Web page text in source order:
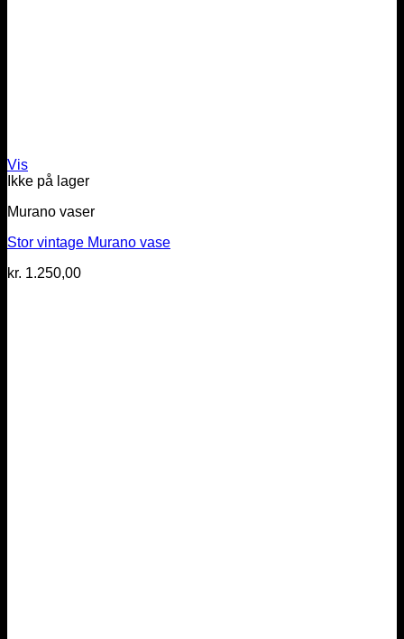
Vis
Ikke på lager
Murano vaser
Stor vintage Murano vase
kr. 1.250,00